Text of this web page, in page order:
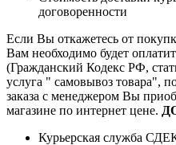
договоренности
Если Вы откажетесь от
Вам необходимо будет
(Гражданский Кодекс РФ,
услуга " самовывоз товара",
заказа с менеджером Вы
магазине по интернет цене.
Курьерская служба